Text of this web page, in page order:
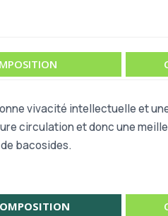
vivacité intellectuelle et
circulation et donc une
bacosides.